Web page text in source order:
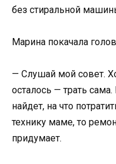
без стиральной
Марина покачала
— Слушай мой совет.
осталось — трать
найдет, на что
технику маме, то
придумает.